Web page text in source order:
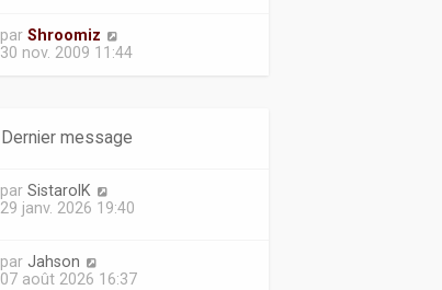
par Shroomiz
30 nov. 2009 11:44
Dernier message
par SistarolK
29 janv. 2026 19:40
par Jahson
07 août 2026 16:37